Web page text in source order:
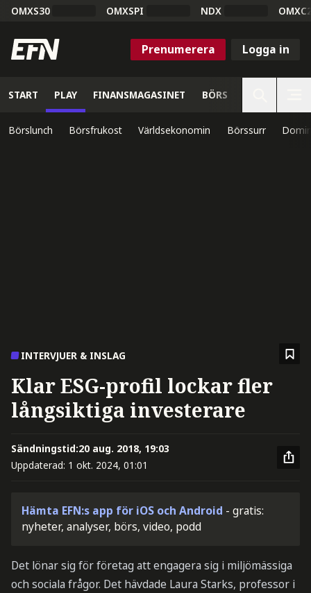
OMXS30 OMXSPI NDX
Prenumerera Logga in
START PLAY FINANSMAGASINET BÖRS
Börslunch Börsfrukost Världsekonomin Börssurr
INTERVJUER & INSLAG
Klar ESG-profil lockar fler
långsiktiga investerare
Sändningstid:20 aug. 2018, 19:03
Uppdaterad: 1 okt. 2024, 01:01
Hämta EFN:s app för iOS och Android - gratis:
nyheter, analyser, börs, video, podd
Det lönar sig för företag att engagera sig i miljömässiga
och sociala frågor. Det hävdade Laura Starks, professor i